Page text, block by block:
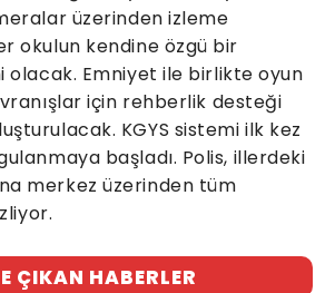
üzerinden izleme
okulun kendine özgü bir
olacak. Emniyet ile birlikte oyun
için rehberlik desteği
KGYS sistemi ilk kez
başladı. Polis, illerdeki
merkez üzerinden tüm
ÇIKAN HABERLER